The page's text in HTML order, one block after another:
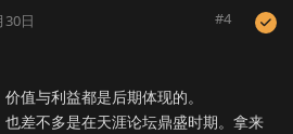
30日 #4
值与利益都是后期体现的。
差不多是在天涯论坛鼎盛时期。拿来